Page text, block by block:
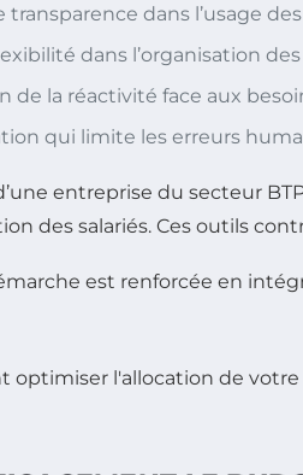
transparence dans l’usage
dans l’organisation
de la réactivité face aux
qui limite les erreurs
entreprise du secteur
des salariés. Ces outils
est renforcée en